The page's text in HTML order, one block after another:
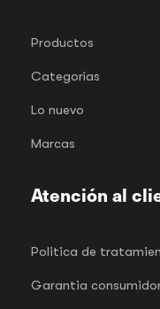
Productos
Categorías
Lo nuevo
Marcas
Atención al
Politica de
Garantia